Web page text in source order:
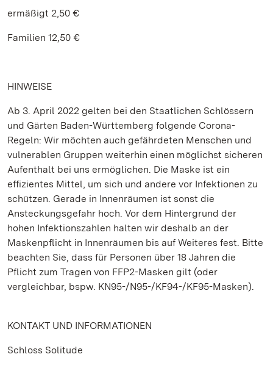
ermäßigt 2,50 €
Familien 12,50 €
HINWEISE
Ab 3. April 2022 gelten bei den Staatlichen Schlössern
und Gärten Baden-Württemberg folgende Corona-
Regeln: Wir möchten auch gefährdeten Menschen und
vulnerablen Gruppen weiterhin einen möglichst sicheren
Aufenthalt bei uns ermöglichen. Die Maske ist ein
effizientes Mittel, um sich und andere vor Infektionen zu
schützen. Gerade in Innenräumen ist sonst die
Ansteckungsgefahr hoch. Vor dem Hintergrund der
hohen Infektionszahlen halten wir deshalb an der
Maskenpflicht in Innenräumen bis auf Weiteres fest. Bitte
beachten Sie, dass für Personen über 18 Jahren die
Pflicht zum Tragen von FFP2-Masken gilt (oder
vergleichbar, bspw. KN95-/N95-/KF94-/KF95-Masken).
KONTAKT UND INFORMATIONEN
Schloss Solitude